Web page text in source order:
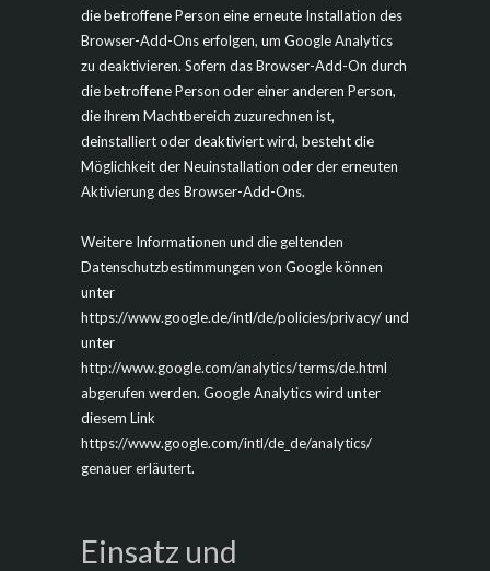
die betroffene Person eine erneute Installation des
Browser-Add-Ons erfolgen, um Google Analytics
zu deaktivieren. Sofern das Browser-Add-On durch
die betroffene Person oder einer anderen Person,
die ihrem Machtbereich zuzurechnen ist,
deinstalliert oder deaktiviert wird, besteht die
Möglichkeit der Neuinstallation oder der erneuten
Aktivierung des Browser-Add-Ons.
Weitere Informationen und die geltenden
Datenschutzbestimmungen von Google können
unter
https://www.google.de/intl/de/policies/privacy/ und
unter
http://www.google.com/analytics/terms/de.html
abgerufen werden. Google Analytics wird unter
diesem Link
https://www.google.com/intl/de_de/analytics/
genauer erläutert.
Einsatz und